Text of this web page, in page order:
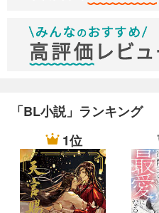
「BL小説」ランキング
1位